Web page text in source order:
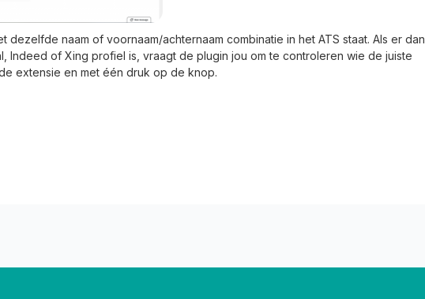
dezelfde naam of voornaam/achternaam combinatie in het ATS staat. Als er dan
Indeed of Xing profiel is, vraagt de plugin jou om te controleren wie de juiste
extensie en met één druk op de knop.